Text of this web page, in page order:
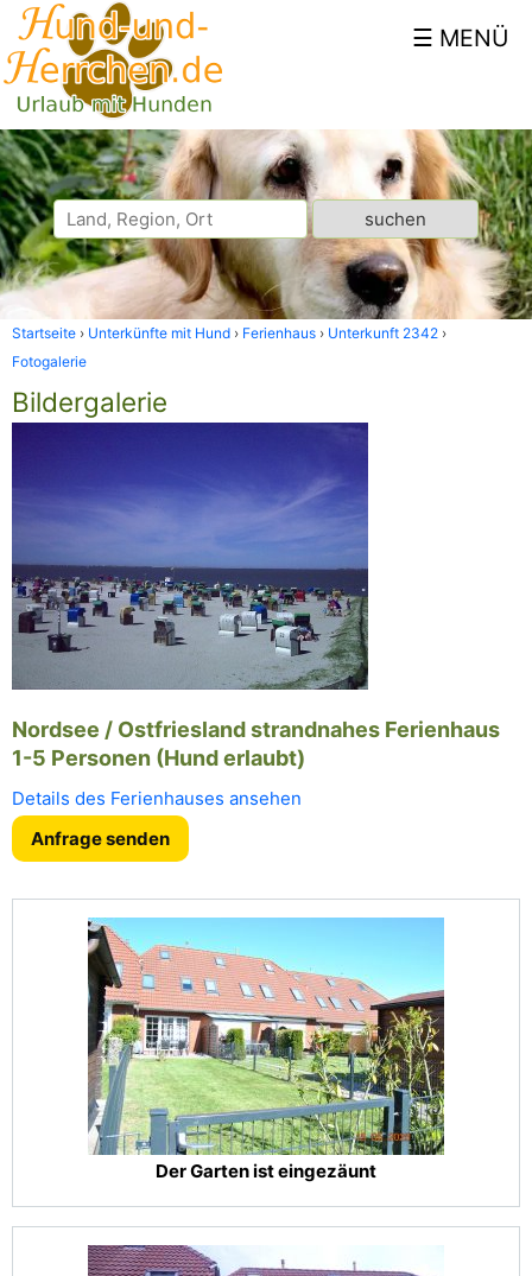
Startseite Unterkünfte mit Hund Ferienhaus
Unterkunft 2342
Fotogalerie
Bildergalerie
Nordsee / Ostfriesland strandnahes Ferienhaus
1-5 Personen (Hund erlaubt)
Details des Ferienhauses ansehen
Anfrage senden
Der Garten ist eingezäunt